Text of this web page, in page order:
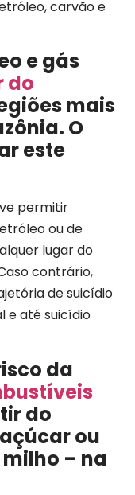
carvão e
e gás
do
mais
O
este
permitir
ou de
lugar do
contrário,
de suicídio
e até suicídio
da
do
ou
– na